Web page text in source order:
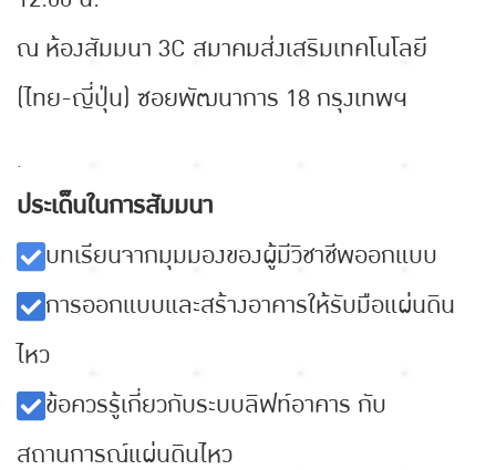
ณ ห้องสัมมนา 3C สมาคมส่งเสริมเทคโนโลยี
(ไทย-ญี่ปุ่น) ซอยพัฒนาการ 18 กรุงเทพฯ
.
ประเด็นในการสัมมนา
บทเรียนจากมุมมองของผู้มีวิชาชีพออกแบบ
การออกแบบและสร้างอาคารให้รับมือแผ่นดิน
ไหว
ข้อควรรู้เกี่ยวกับระบบลิฟท์อาคาร กับ
สถานการณ์แผ่นดินไหว